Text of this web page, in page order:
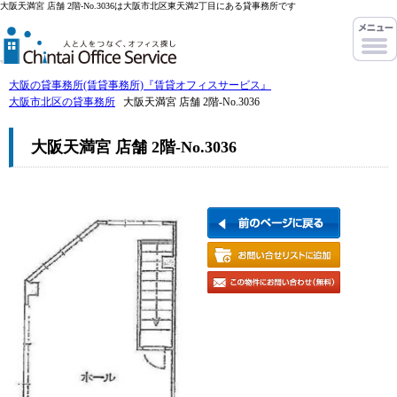
大阪天満宮 店舗 2階-No.3036は大阪市北区東天満2丁目にある貸事務所です
大阪の貸事務所(賃貸事務所)『賃貸オフィスサービス』
大阪市北区の貸事務所
大阪天満宮 店舗 2階-No.3036
大阪天満宮 店舗 2階-No.3036